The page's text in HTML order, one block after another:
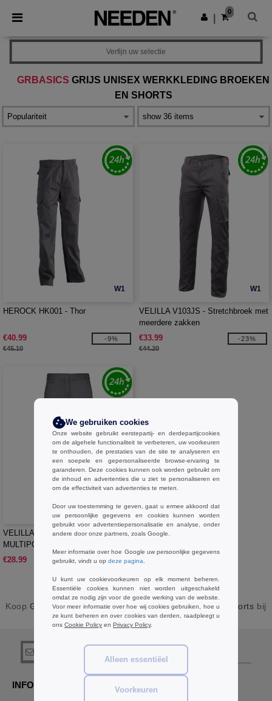
× Needen-app
Betere prijzen in de app!
Download app
0
GRBASICS GRIJS UNISEX WERKKLEDING BROEKEN
EN SHORTS
Verfijn uw selectie
W1
HEROCK HK001 - Thor
€40.99
€45.10
-9%
W1
VELILLA V103JS - Stretchbroek met
meerdere zakken
€33.99
€44.20
-23%
W1
VELILLA V3002W - WOMENS'
MULTIPOCKET STRETCH
TROUSERS
€28.99
Koop GrBasics Grijs Unisex Werkkleding Broeken en shorts bij
Needen Belgique
INFORMATIE
We gebruiken cookies
Onze website gebruikt eerstepartij- en derdepartijcookies
om de algehele functionaliteit te verbeteren, uw voorkeuren
te onthouden, de prestaties van de site te analyseren en
een soepele en gepersonaliseerde browse-ervaring te
garanderen. Deze cookies kunnen ook worden gebruikt om
de inhoud en advertenties die u ziet te personaliseren en
om de effectiviteit van advertenties te meten.
Door uw toestemming te geven, gaat u ermee akkoord dat
uw persoonlijke gegevens en cookies kunnen worden
gebruikt voor advertentiepersonalisatie en analyse, onder
andere door onze partners, zoals Google.
Meer informatie over hoe Google uw persoonlijke gegevens
gebruikt, vindt u op deze pagina
U kunt uw cookievoorkeuren op elk moment beheren.
Essentiële cookies kunnen niet worden uitgeschakeld
omdat ze nodig zijn voor de goede werking van de website.
Voor meer informatie over hoe wij cookies gebruiken, hoe u
ze kunt beheren en over cookies van derden, raadpleegt u
ons Cookie Policy en Privacy Policy.
Alleen essentiëel
Voorkeuren